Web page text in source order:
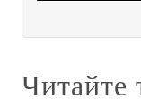
Читайте